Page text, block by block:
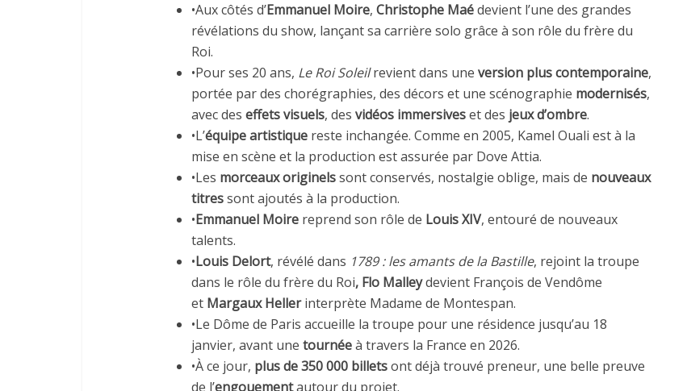
•Aux côtés d’Emmanuel Moire, Christophe Maédevient l’une des grandes
révélations du show, lançant sa carrière solo grâce à son rôle du frère du
Roi.
•Pour ses 20 ans, Le Roi Soleilrevient dans une version plus contemporaine,
portée par des chorégraphies, des décors et une scénographie modernisés,
avec des effets visuels, des vidéos immersiveset des jeux d’ombre.
•L’équipe artistique reste inchangée. Comme en 2005, Kamel Ouali est à la
mise en scène et la production est assurée par Dove Attia.
•Les morceaux originelssont conservés, nostalgie oblige, mais de nouveaux
titressont ajoutés à la production.
•Emmanuel Moire reprend son rôle de Louis XIV, entouré de nouveaux
talents.
•Louis Delort, révélé dans 1789 : les amants de la Bastille, rejoint la troupe
dans le rôle du frère du Roi, Flo Malleydevient François de Vendôme
et Margaux Hellerinterprète Madame de Montespan.
•Le Dôme de Paris accueille la troupe pour une résidence jusqu’au 18
janvier, avant une tournéeà travers la France en 2026.
•À ce jour, plus de 350 000 billetsont déjà trouvé preneur, une belle preuve
de l’engouementautour du projet.